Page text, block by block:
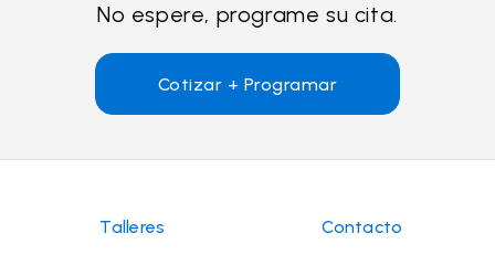
No espere, programe su cita.
Cotizar + Programar
Talleres Contacto